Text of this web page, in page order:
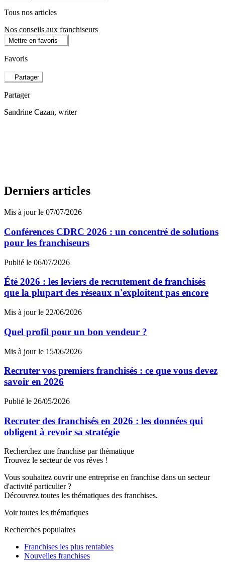
Tous nos articles
Nos conseils aux franchiseurs
Mettre en favoris
Favoris
Partager
Partager
Sandrine Cazan, writer
Derniers articles
Mis à jour le 07/07/2026
Conférences CDRC 2026 : un concentré de solutions
pour les franchiseurs
Publié le 06/07/2026
Été 2026 : les leviers de recrutement de franchisés
que la plupart des réseaux n'exploitent pas encore
Mis à jour le 22/06/2026
Quel profil pour un bon vendeur ?
Mis à jour le 15/06/2026
Recruter vos premiers franchisés : ce que vous devez
savoir en 2026
Publié le 26/05/2026
Recruter des franchisés en 2026 : les données qui
obligent à revoir sa stratégie
Recherchez une franchise par thématique
Trouvez le secteur de vos rêves !
Vous souhaitez ouvrir une entreprise en franchise dans un secteur
d'activité particulier ?
Découvrez toutes les thématiques des franchises.
Voir toutes les thématiques
Recherches populaires
Franchises les plus rentables
Nouvelles franchises